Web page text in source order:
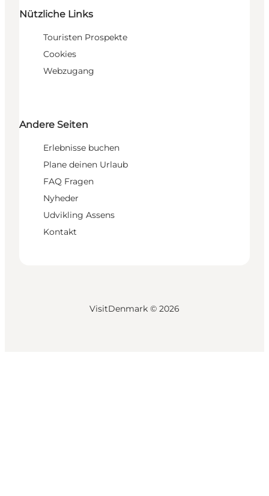
Nützliche Links
Touristen Prospekte
Cookies
Webzugang
Andere Seiten
Erlebnisse buchen
Plane deinen Urlaub
FAQ Fragen
Nyheder
Udvikling Assens
Kontakt
VisitDenmark © 2026